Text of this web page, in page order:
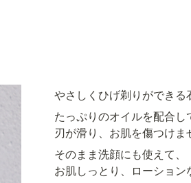
やさしくひげ剃りができる
たっぷりのオイルを配合
刃が滑り、お肌を傷つけま
そのまま洗顔にも使えて、
お肌しっとり、ローショ